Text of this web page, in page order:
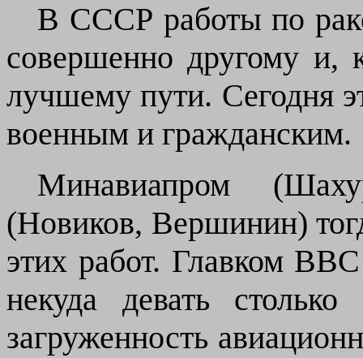
В СССР работы по
совершенно другому и,
лучшему пути. Сегодня
военным и гражданским.
Минавиапром
(Новиков, Вершинин)
этих работ. Главком
некуда девать
загруженность